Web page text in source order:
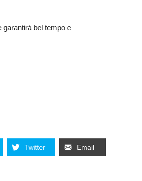
garantirà bel tempo e
Twitter Email